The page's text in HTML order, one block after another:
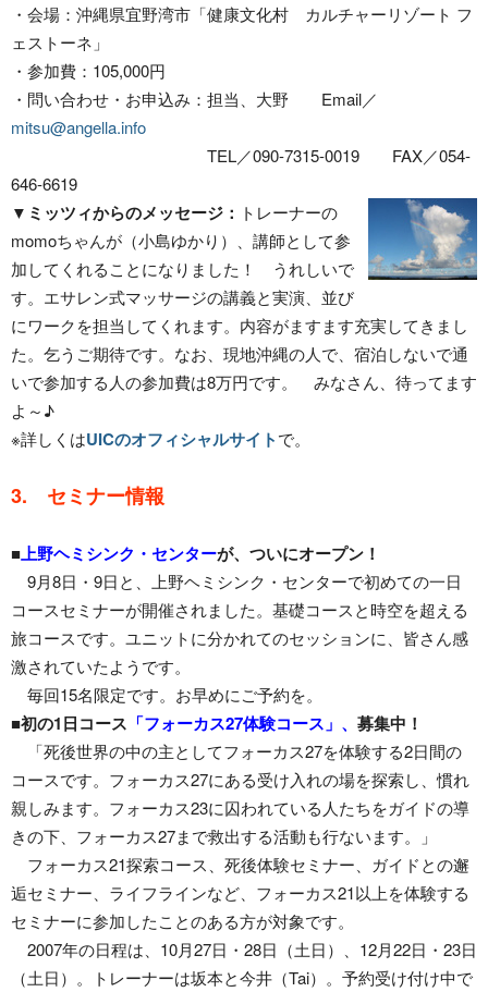
・会場：沖縄県宜野湾市「健康文化村 カルチャーリゾート フ
ェストーネ」
・参加費：105,000円
・問い合わせ・お申込み：担当、大野 Email／
mitsu@angella.info
TEL／090-7315-0019 FAX／054-
646-6619
▼ミッツィからのメッセージ： トレーナーの
momoちゃんが（小島ゆかり）、講師として参
加してくれることになりました！ うれしいで
す。エサレン式マッサージの講義と実演、並び
にワークを担当してくれます。内容がますます充実してきまし
た。乞うご期待です。なお、現地沖縄の人で、宿泊しないで通
いで参加する人の参加費は8万円です。 みなさん、待ってます
よ～♪
※詳しくはUICのオフィシャルサイトで。
3. セミナー情報
■上野ヘミシンク・センターが、ついにオープン！
9月8日・9日と、上野ヘミシンク・センターで初めての一日
コースセミナーが開催されました。基礎コースと時空を超える
旅コースです。ユニットに分かれてのセッションに、皆さん感
激されていたようです。
毎回15名限定です。お早めにご予約を。
■初の1日コース 「フォーカス27体験コース」、 募集中！
「死後世界の中の主としてフォーカス27を体験する2日間の
コースです。フォーカス27にある受け入れの場を探索し、慣れ
親しみます。フォーカス23に囚われている人たちをガイドの導
きの下、フォーカス27まで救出する活動も行ないます。」
フォーカス21探索コース、死後体験セミナー、ガイドとの邂
逅セミナー、ライフラインなど、フォーカス21以上を体験する
セミナーに参加したことのある方が対象です。
2007年の日程は、10月27日・28日（土日）、12月22日・23日
（土日）。トレーナーは坂本と今井（Tai）。予約受け付け中で